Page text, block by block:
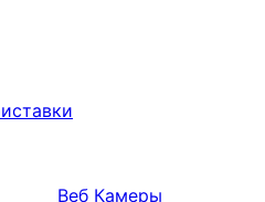
Веб Камеры